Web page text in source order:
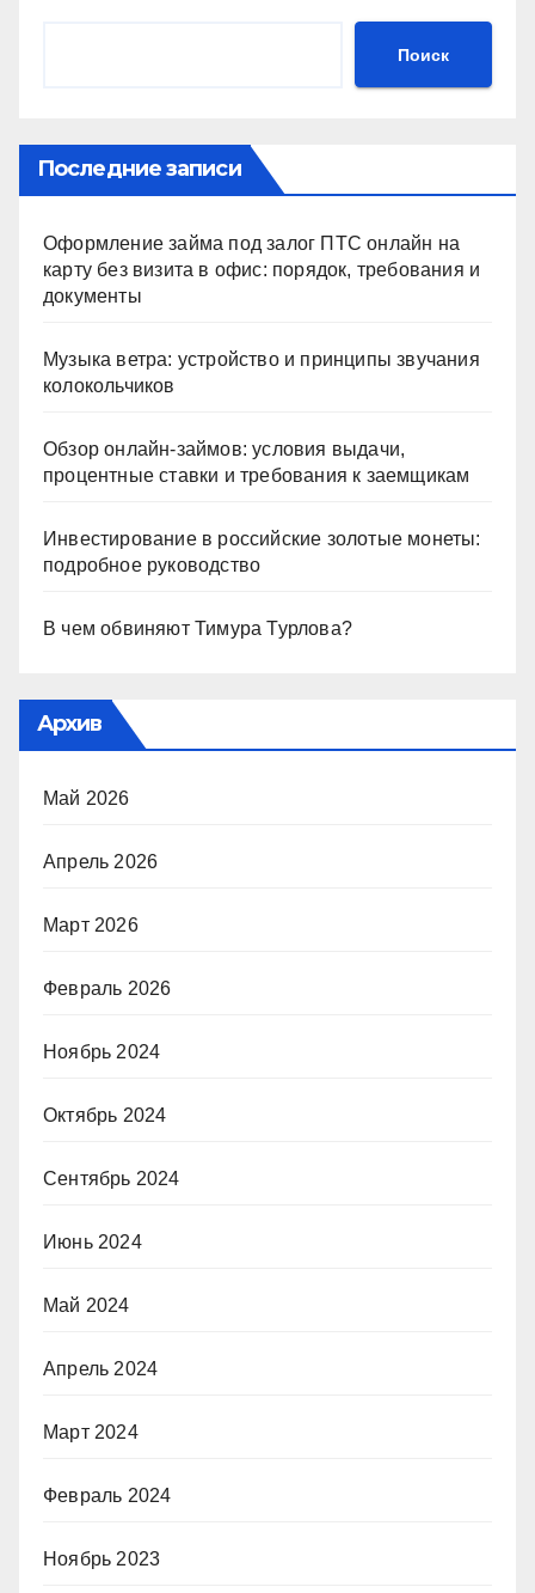
Поиск
Последние записи
Оформление займа под залог ПТС онлайн на
карту без визита в офис: порядок, требования и
документы
Музыка ветра: устройство и принципы звучания
колокольчиков
Обзор онлайн-займов: условия выдачи,
процентные ставки и требования к заемщикам
Инвестирование в российские золотые монеты:
подробное руководство
В чем обвиняют Тимура Турлова?
Архив
Май 2026
Апрель 2026
Март 2026
Февраль 2026
Ноябрь 2024
Октябрь 2024
Сентябрь 2024
Июнь 2024
Май 2024
Апрель 2024
Март 2024
Февраль 2024
Ноябрь 2023